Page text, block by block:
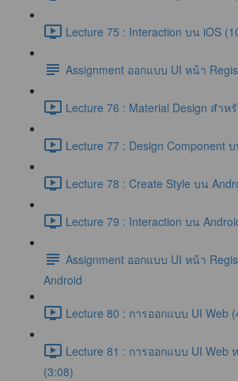
Lecture 75 : Interaction บน iOS
Assignment ออกแบบ UI หน้า
Lecture 76 : Material Design สำห
Lecture 77 : Design Component
Lecture 78 : Create Style บน
Lecture 79 : Interaction บน
Assignment ออกแบบ UI หน้า
Android
Lecture 80 : การออกแบบ UI Web
Lecture 81 : การออกแบบ UI Web
(3:08)